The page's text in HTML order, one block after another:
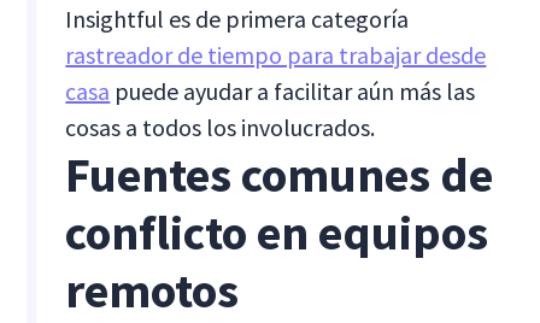
Insightful es de primera categoría
rastreador de tiempo para trabajar desde
casa puede ayudar a facilitar aún más las
cosas a todos los involucrados.
Fuentes comunes de
conflicto en equipos
remotos